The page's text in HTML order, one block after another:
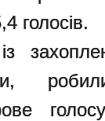
голосів.